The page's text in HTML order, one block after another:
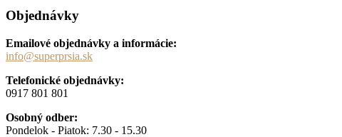
Objednávky
Emailové objednávky a informácie:
info@superprsia.sk
Telefonické objednávky:
0917 801 801
Osobný odber:
Pondelok - Piatok: 7.30 - 15.30